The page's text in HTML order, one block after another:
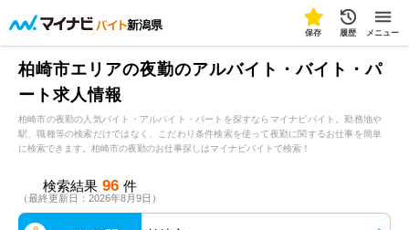
新潟県
保存 履歴 メニュー
柏崎市エリアの夜勤のアルバイト・バイト・パ
ート求人情報
柏崎市の夜勤の人気バイト・アルバイト・パートを探すならマイナビバイト。勤務地や
駅、職種等の検索だけではなく、こだわり条件検索を使って夜勤に関するお仕事を簡単
に検索できます。柏崎市の夜勤のお仕事探しはマイナビバイトで検索！
検索結果 96 件
（最終更新日：2026年8月9日）